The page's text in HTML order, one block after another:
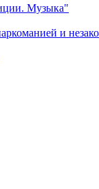
Музыка"
и